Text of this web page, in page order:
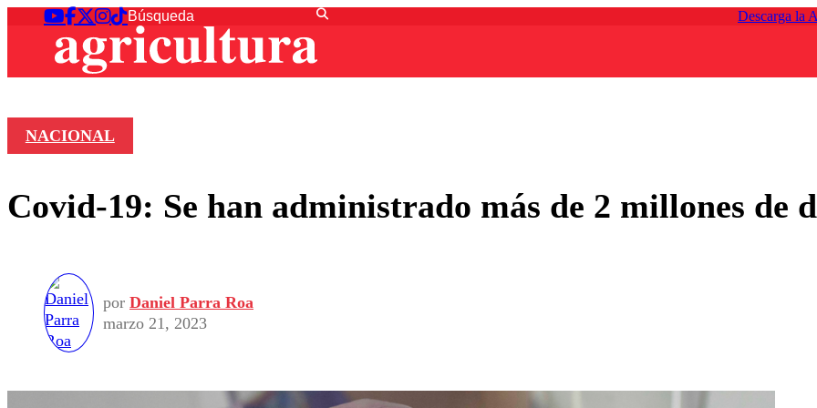
Descarga la
NACIONAL
Covid-19: Se han administrado más de 2 millones de
por Daniel Parra Roa
marzo 21, 2023